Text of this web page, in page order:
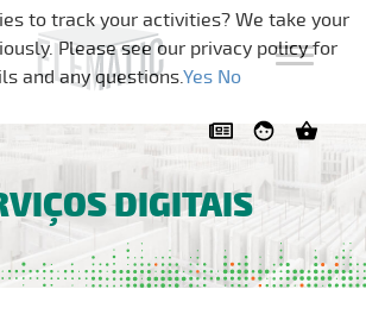
Pular a navegação
DIGITAIS
to track your activities? We take your
Please see our privacy policy for
and any questions.Yes No